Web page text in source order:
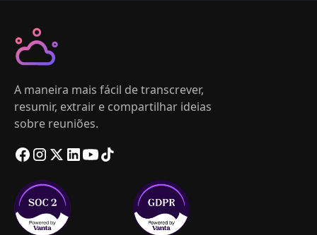
A maneira mais fácil de transcrever,
resumir, extrair e compartilhar ideias
sobre reuniões.